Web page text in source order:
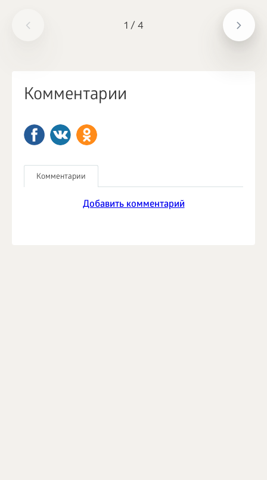
1 / 4
Комментарии
Комментарии
Добавить комментарий